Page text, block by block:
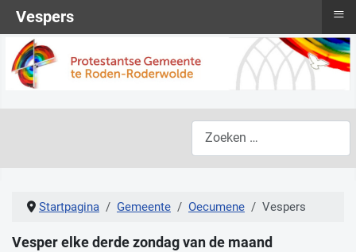
Startpagina Gemeente Oecumene Vespers
Vesper elke derde zondag van de maand
Vespers ≡